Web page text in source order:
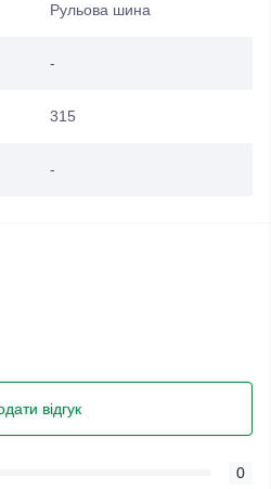
Рульова шина
-
315
-
відгук
0